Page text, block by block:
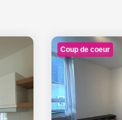
Coup de coeur